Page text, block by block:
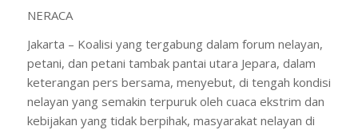
NERACA
Jakarta – Koalisi yang tergabung dalam forum nelayan,
petani, dan petani tambak pantai utara Jepara, dalam
keterangan pers bersama, menyebut, di tengah kondisi
nelayan yang semakin terpuruk oleh cuaca ekstrim dan
kebijakan yang tidak berpihak, masyarakat nelayan di